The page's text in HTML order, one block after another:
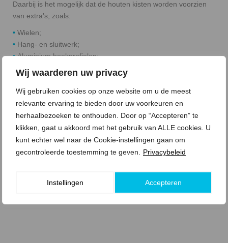
Wij waarderen uw privacy
Wij gebruiken cookies op onze website om u de meest
relevante ervaring te bieden door uw voorkeuren en
herhaalbezoeken te onthouden. Door op “Accepteren” te
klikken, gaat u akkoord met het gebruik van ALLE cookies. U
kunt echter wel naar de Cookie-instellingen gaan om
gecontroleerde toestemming te geven.
Privacybeleid
Instellingen Accepteren
Daarbij is het mogelijk dat de houten kisten worden voorzien
van extra’s, zoals:
• Wielen;
• Hang- en sluitwerk;
•Aluminium hoekprofielen;
Bescherming- en opvulmiddelen;
Zekeringsmiddelen;
•Vochtwerend materiaal;
•Schokwerend materiaal;
•Roestwerend materiaal.
VRAAG EEN OFFERTE AAN